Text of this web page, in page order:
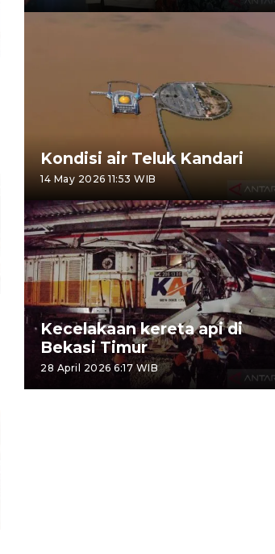
Kondisi air Teluk Kandari
14 May 2026 11:53 WIB
Kecelakaan kereta api di
Bekasi Timur
28 April 2026 6:17 WIB